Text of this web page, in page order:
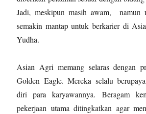
Jadi, meskipun masih awam, namun
semakin mantap untuk berkarier di
Yudha.
Asian Agri memang selaras dengan
Golden Eagle. Mereka selalu
diri para karyawannya. Beragam
pekerjaan utama ditingkatkan agar